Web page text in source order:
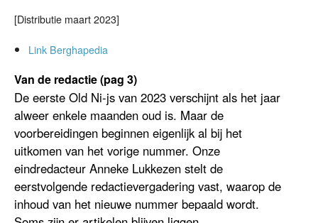
[Distributie maart 2023]
Link Berghapedia
Van de redactie (pag 3)
De eerste Old Ni-js van 2023 verschijnt als het jaar
alweer enkele maanden oud is. Maar de
voorbereidingen beginnen eigenlijk al bij het
uitkomen van het vorige nummer. Onze
eindredacteur Anneke Lukkezen stelt de
eerstvolgende redactievergadering vast, waarop de
inhoud van het nieuwe nummer bepaald wordt.